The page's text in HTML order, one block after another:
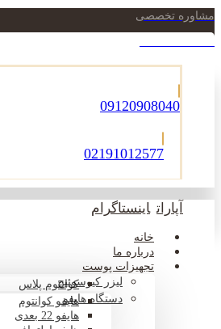
مشاوره تخصصی
09120908040
02191012577
آپارات اینستاگرام
خانه
درباره ما
تجهیزات پوست
لیزر کیوسوئیچکوانتوم پلاس
دستگاه هایفوهایفو کوانتوم
هایفو 22 بعدی